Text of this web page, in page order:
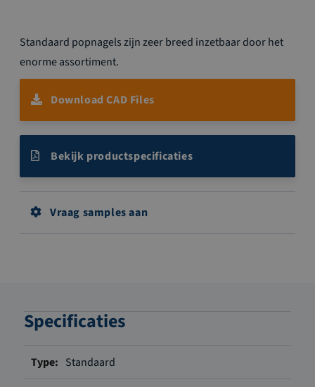
naar
het
begin
van
afbeeldingen-
gallerij
Standaard popnagels zijn zeer breed inzetbaar door het
enorme assortiment.
Download CAD Files
Bekijk productspecificaties
Vraag samples aan
Specificaties
informatieStandaard